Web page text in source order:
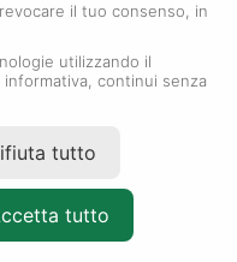
il tuo consenso, in
utilizzando il
informativa, continui senza
tutto
tutto